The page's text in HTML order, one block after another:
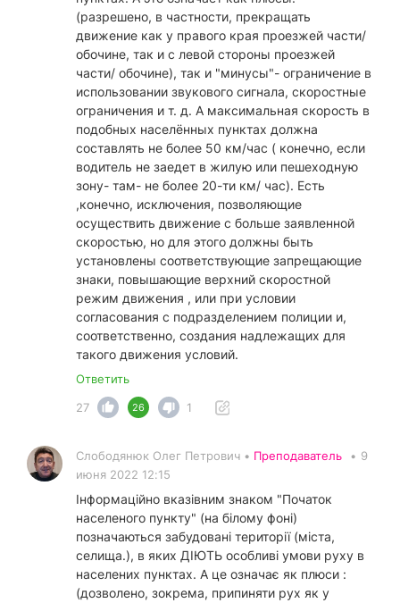
(разрешено, в частности, прекращать
движение как у правого края проезжей части/
обочине, так и с левой стороны проезжей
части/ обочине), так и "минусы"- ограничение в
использовании звукового сигнала, скоростные
ограничения и т. д. А максимальная скорость в
подобных населённых пунктах должна
составлять не более 50 км/час ( конечно, если
водитель не заедет в жилую или пешеходную
зону- там- не более 20-ти км/ час). Есть
,конечно, исключения, позволяющие
осуществить движение с больше заявленной
скоростью, но для этого должны быть
установлены соответствующие запрещающие
знаки, повышающие верхний скоростной
режим движения , или при условии
согласования с подразделением полиции и,
соответственно, создания надлежащих для
такого движения условий.
Ответить
27
26 1
Слободянюк Олег Петрович • Преподаватель • 9
июня 2022 12:15
Інформаційно вказівним знаком "Початок
населеного пункту" (на білому фоні)
позначаються забудовані території (міста,
селища.), в яких ДІЮТЬ особливі умови руху в
населених пунктах. А це означає як плюси :
(дозволено, зокрема, припиняти рух як у